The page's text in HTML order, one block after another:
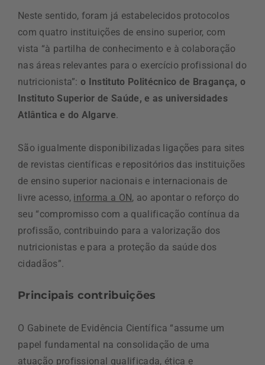
Neste sentido, foram já estabelecidos protocolos
com quatro instituições de ensino superior, com
vista “à partilha de conhecimento e à colaboração
nas áreas relevantes para o exercício profissional do
nutricionista”:o Instituto Politécnico de Bragança, o
Instituto Superior de Saúde, e as universidades
Atlântica e do Algarve.
São igualmente disponibilizadas ligações para sites
de revistas científicas e repositórios das instituições
de ensino superior nacionais e internacionais de
livre acesso, informa a ON, ao apontar o reforço do
seu “compromisso com a qualificação contínua da
profissão, contribuindo para a valorização dos
nutricionistas e para a proteção da saúde dos
cidadãos”.
Principais contribuições
O Gabinete de Evidência Científica “assume um
papel fundamental na consolidação de uma
atuação profissional qualificada, ética e